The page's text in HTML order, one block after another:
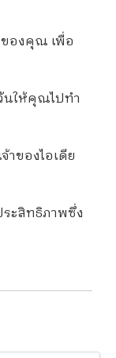
องคุณ เพื่อ
นให้คุณไปทำ
าของไอเดีย
ะสิทธิภาพซึ่ง